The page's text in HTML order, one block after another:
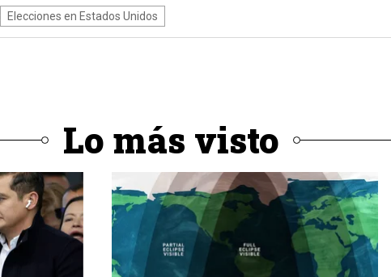
Elecciones en Estados Unidos
Lo más visto